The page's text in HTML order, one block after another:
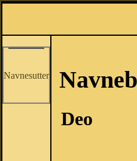
Navnesutter
Deo